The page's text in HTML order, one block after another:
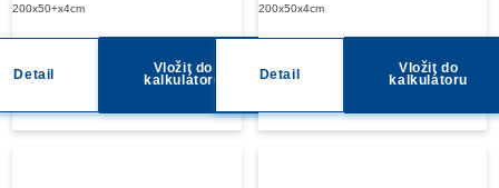
200x50+x4cm
Detail
Vložit do
kalkulátoru
200x50x4cm
Detail
Vložit do
kalkulátoru